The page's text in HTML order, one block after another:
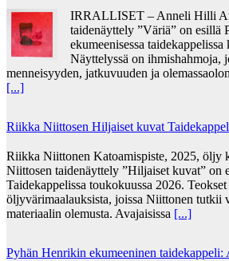
IRRALLISET – Anneli Hilli
taidenäyttely ”Väriä” on esillä
ekumeenisessa taidekappelissa
Näyttelyssä on
menneisyyden, jatkuvuuden ja
[...]
Riikka Niittosen Hiljaiset kuvat
Riikka Niittonen Katoamispiste, 2025, öljy
Niittosen taidenäyttely ”Hiljaiset kuvat” on
Taidekappelissa toukokuussa 2026.
öljyvärimaalauksista, joissa Niittonen tutkii
materiaalin olemusta. Avajaisissa [...]
Pyhän Henrikin ekumeeninen taidekappeli: